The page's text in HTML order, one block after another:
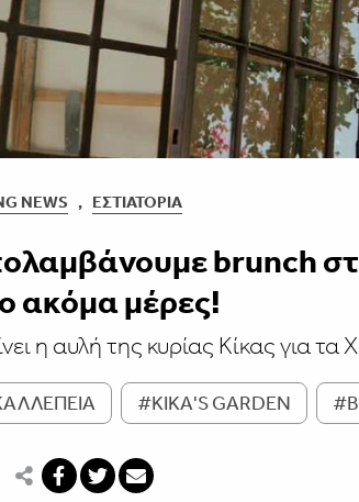
NEWS , ΕΣΤΙΑΤΌΡΙΑ
brunch
ακόμα μέρες!
η αυλή της κυρίας Κίκας για τα
#KIKA'S GARDEN